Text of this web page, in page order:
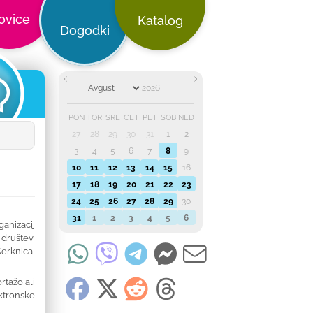
Dogodki
Katalog
ali
PON TOR SRE ČET PET SOB NED
27 28 29 30 31 1
2
3
4 5 6 7 8
9
10
11 12 13 14 15
16
17
18 19 20 21 22
23
24
25 26 27 28 29
30
31
1 2 3 4 5 6